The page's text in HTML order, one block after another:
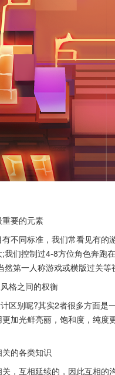
要的元素
不同标准，我们常看见有
们控制过4-8方位角色奔跑
第一人称游戏或横版过关等
格之间的权衡
区别呢?其实2者很多方面
加光鲜亮丽，饱和度，纯度
的各类知识
，互相延续的，因此互相